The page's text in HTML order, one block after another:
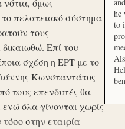
όμως
πελατειακό σύστημα
τους
Επί του
σχέση η ΕΡΤ με το
Κωνσταντάτος
τους επενδυτές θα
όλα γίνονται χωρίς
στην εταιρία
he
to